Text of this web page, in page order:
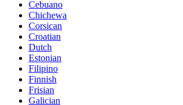
Cebuano
Chichewa
Corsican
Croatian
Dutch
Estonian
Filipino
Finnish
Frisian
Galician